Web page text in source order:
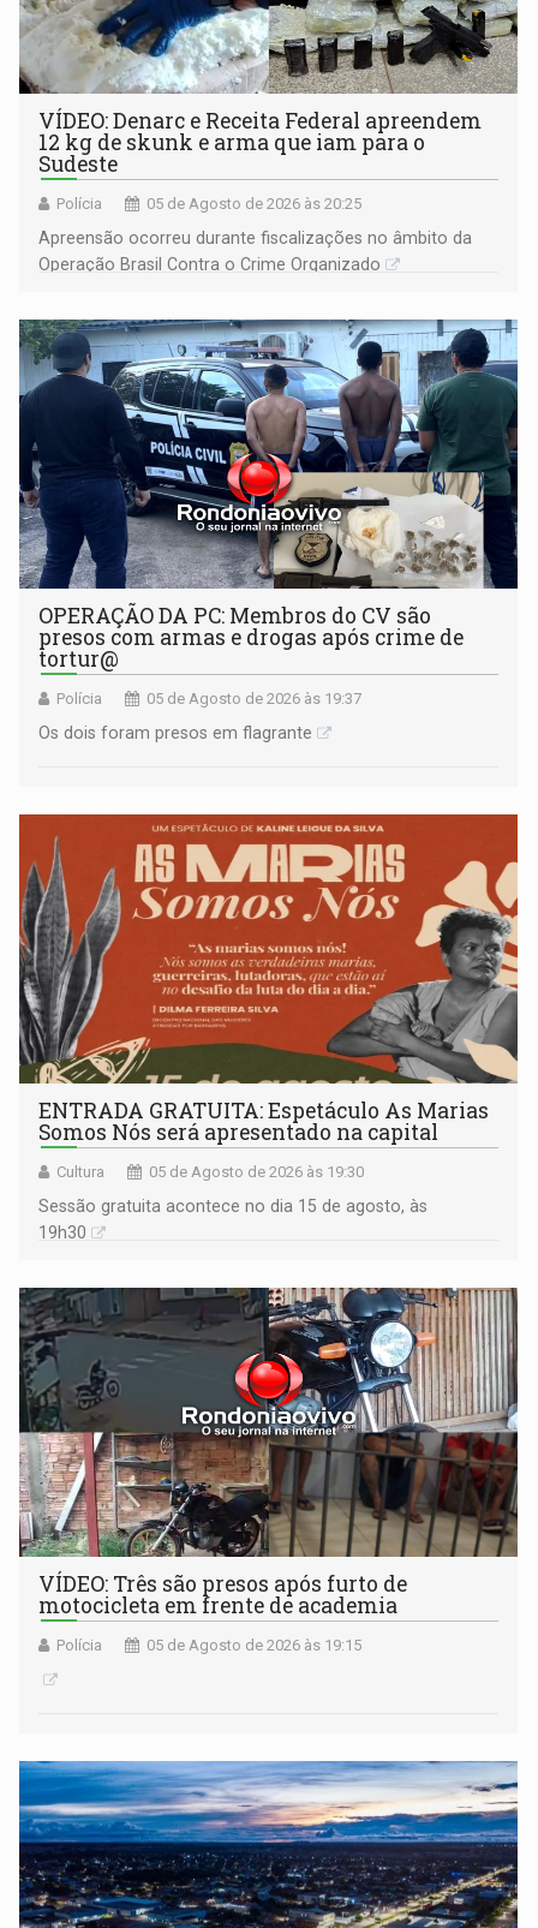
VÍDEO: Denarc e Receita Federal apreendem
12 kg de skunk e arma que iam para o
Sudeste
Polícia 05 de Agosto de 2026 às 20:25
Apreensão ocorreu durante fiscalizações no âmbito da
Operação Brasil Contra o Crime Organizado
OPERAÇÃO DA PC: Membros do CV são
presos com armas e drogas após crime de
tortur@
Polícia 05 de Agosto de 2026 às 19:37
Os dois foram presos em flagrante
ENTRADA GRATUITA: Espetáculo As Marias
Somos Nós será apresentado na capital
Cultura 05 de Agosto de 2026 às 19:30
Sessão gratuita acontece no dia 15 de agosto, às
19h30
VÍDEO: Três são presos após furto de
motocicleta em frente de academia
Polícia 05 de Agosto de 2026 às 19:15